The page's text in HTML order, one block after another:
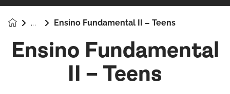
Ensino Fundamental II – Teens
Ensino Fundamental
II – Teens